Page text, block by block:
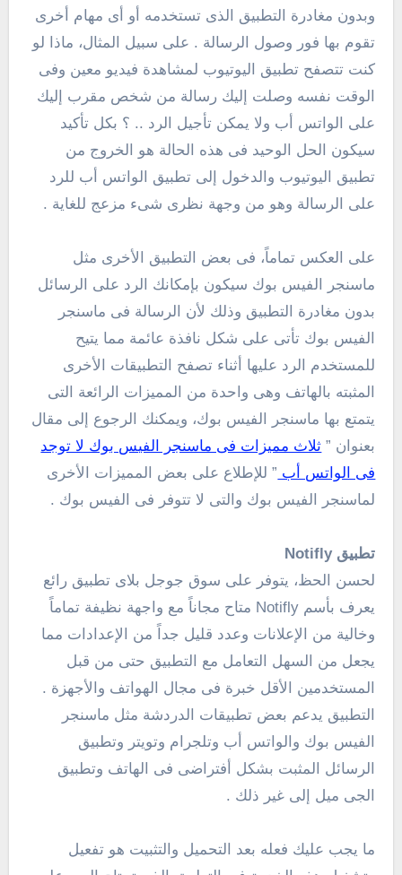
وبدون مغادرة التطبيق الذى تستخدمه أو أى مهام أخرى
تقوم بها فور وصول الرسالة . على سبيل المثال، ماذا لو
كنت تتصفح تطبيق اليوتيوب لمشاهدة فيديو معين وفى
الوقت نفسه وصلت إليك رسالة من شخص مقرب إليك
على الواتس أب ولا يمكن تأجيل الرد .. ؟ بكل تأكيد
سيكون الحل الوحيد فى هذه الحالة هو الخروج من
تطبيق اليوتيوب والدخول إلى تطبيق الواتس أب للرد
على الرسالة وهو من وجهة نظرى شىء مزعج للغاية .
على العكس تماماً، فى بعض التطبيق الأخرى مثل
ماسنجر الفيس بوك سيكون بإمكانك الرد على الرسائل
بدون مغادرة التطبيق وذلك لأن الرسالة فى ماسنجر
الفيس بوك تأتى على شكل نافذة عائمة مما يتيح
للمستخدم الرد عليها أثناء تصفح التطبيقات الأخرى
المثبته بالهاتف وهى واحدة من المميزات الرائعة التى
يتمتع بها ماسنجر الفيس بوك، ويمكنك الرجوع إلى مقال
بعنوان ” ثلاث مميزات فى ماسنجر الفيس بوك لا توجد
فى الواتس أب ” للإطلاع على بعض المميزات الأخرى
لماسنجر الفيس بوك والتى لا تتوفر فى الفيس بوك .
تطبيق Notifly
لحسن الحظ، يتوفر على سوق جوجل بلاى تطبيق رائع
يعرف بأسم Notifly متاح مجاناً مع واجهة نظيفة تماماً
وخالية من الإعلانات وعدد قليل جداً من الإعدادات مما
يجعل من السهل التعامل مع التطبيق حتى من قبل
المستخدمين الأقل خبرة فى مجال الهواتف والأجهزة .
التطبيق يدعم بعض تطبيقات الدردشة مثل ماسنجر
الفيس بوك والواتس أب وتلجرام وتويتر وتطبيق
الرسائل المثبت بشكل أفتراضى فى الهاتف وتطبيق
الجى ميل إلى غير ذلك .
ما يجب عليك فعله بعد التحميل والتثبيت هو تفعيل